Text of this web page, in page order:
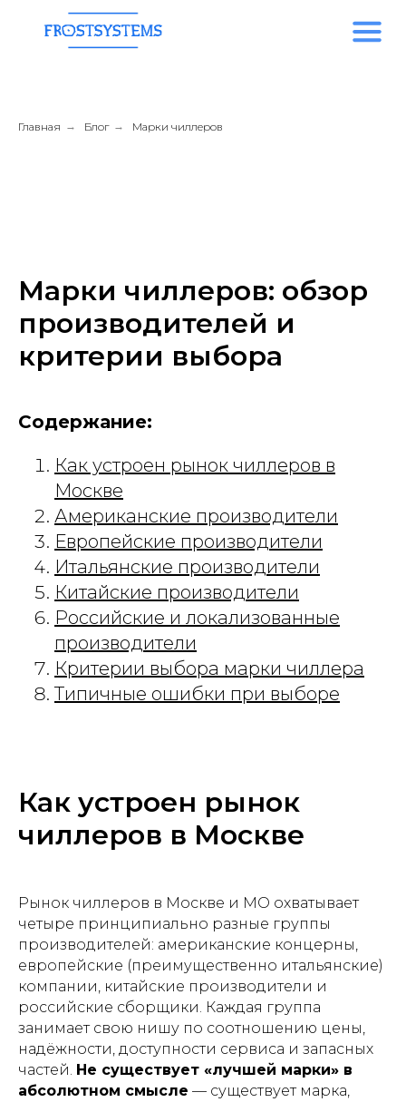
Главная → Блог → Марки чиллеров
Марки чиллеров: обзор
производителей и
критерии выбора
Содержание:
Как устроен рынок чиллеров в
Москве
Американские производители
Европейские производители
Итальянские производители
Китайские производители
Российские и локализованные
производители
Критерии выбора марки чиллера
Типичные ошибки при выборе
Как устроен рынок
чиллеров в Москве
Рынок чиллеров в Москве и МО охватывает
четыре принципиально разные группы
производителей: американские концерны,
европейские (преимущественно итальянские)
компании, китайские производители и
российские сборщики. Каждая группа
занимает свою нишу по соотношению цены,
надёжности, доступности сервиса и запасных
частей. Не существует «лучшей марки» в
абсолютном смысле — существует марка,